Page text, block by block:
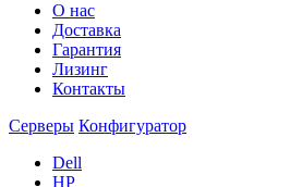
О нас
Доставка
Гарантия
Лизинг
Контакты
Серверы Конфигуратор
Dell
HP